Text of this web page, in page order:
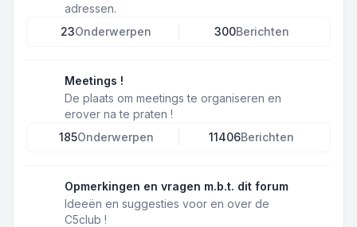
adressen.
23Onderwerpen 300Berichten
Meetings !
De plaats om meetings te organiseren en
erover na te praten !
185Onderwerpen 11406Berichten
Opmerkingen en vragen m.b.t. dit forum
Ideeën en suggesties voor en over de
C5club !